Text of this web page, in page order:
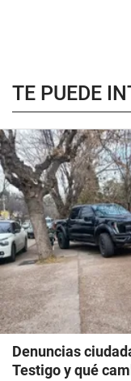
TE PUEDE
Denuncias
Testigo y qué